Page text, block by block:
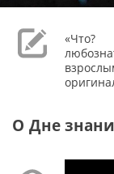
«Что?
О Дне